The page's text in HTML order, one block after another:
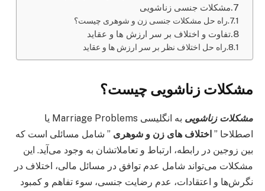
مشکلات جنسی زناشویی
راه حل مشکلات جنسی زن و شوهری چیست؟
تفاوت و اختلاف بر سر ارزش ها و عقاید
راه حل اختلاف نظر بر سر ارزش ها و عقاید
مشکلات زناشویی چیست؟
مشکلات زناشویی
به انگلیسی Marriage Problems یا
اصطلاحا ” اختلاف های زن و شوهری ” شامل مسائلی است که
بین زوجین در رابطه، ارتباط و تعاملاتشان به وجود می‌آید. این
مشکلات می‌تواند شامل عدم توافق در مسائل مالی، اختلاف در
نگرش‌ها و اعتقادات، عدم رضایت جنسی، سوء تفاهم و کمبود